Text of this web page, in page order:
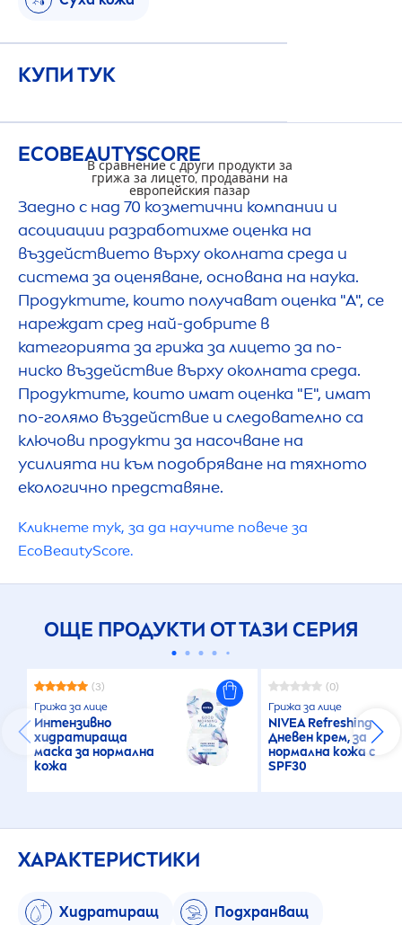
КУПИ ТУК
ECOBEAUTYSCORE
В сравнение с други продукти за
грижа за лицето, продавани на
европейския пазар
Заедно с над 70 козметични компании и
асоциации разработихме оценка на
въздействието върху околната среда и
система за оценяване, основана на наука.
Продуктите, които получават оценка "А", се
нареждат сред най-добрите в
категорията за грижа за лицето за по-
ниско въздействие върху околната среда.
Продуктите, които имат оценка "E", имат
по-голямо въздействие и следователно са
ключови продукти за насочване на
усилията ни към подобряване на тяхното
екологично представяне.
Кликнете тук, за да научите повече за
EcoBeautyScore.
ОЩЕ ПРОДУКТИ ОТ ТАЗИ СЕРИЯ
(3)
Грижа за лице
Интензивно
хидратираща
маска за нормална
кожа
(0)
Грижа за лице
NIVEARefreshing
Дневен крем, за
нормална кожа с
SPF30
ХАРАКТЕРИСТИКИ
Хидратиращ Подхранващ